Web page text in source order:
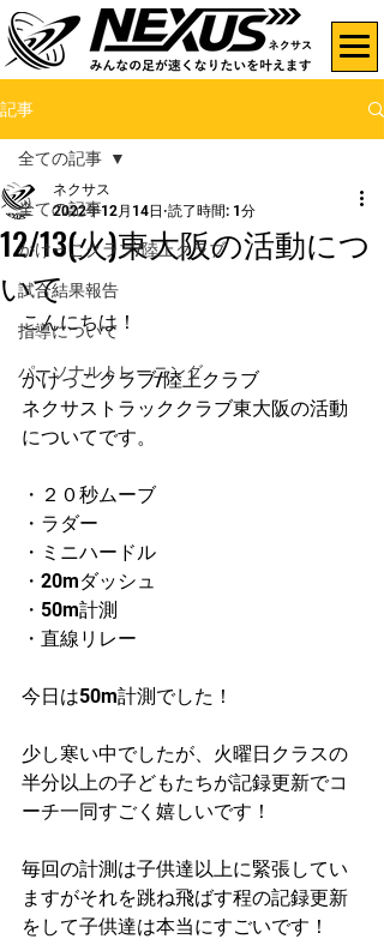
記事
全ての記事
かけっこクラブ/陸上クラブ
試合結果報告
指導について
パーソナルトレーニング
全ての記事
12/13(火)東大阪の活動につ
いて
ネクサス
2022年12月14日 読了時間: 1分
こんにちは！
かけっこクラブ/陸上クラブ
ネクサストラッククラブ東大阪の活動
についてです。
・２０秒ムーブ
・ラダー
・ミニハードル
・20mダッシュ
・50m計測
・直線リレー
今日は50m計測でした！
少し寒い中でしたが、火曜日クラスの
半分以上の子どもたちが記録更新でコ
ーチ一同すごく嬉しいです！
毎回の計測は子供達以上に緊張してい
ますがそれを跳ね飛ばす程の記録更新
をして子供達は本当にすごいです！